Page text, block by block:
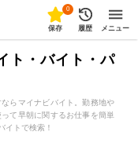
0
保存 履歴 メニュー
ト・バイト・パ
らマイナビバイト。勤務地や
て早朝に関するお仕事を簡単
イトで検索！